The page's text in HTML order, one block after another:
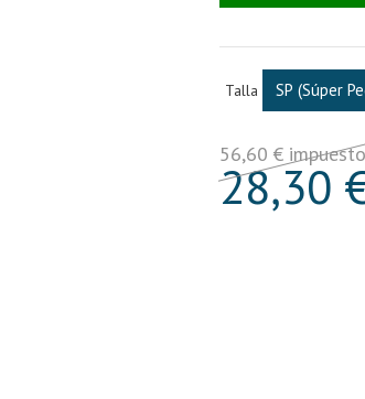
Talla SP (Súper
56,60 €
28,30